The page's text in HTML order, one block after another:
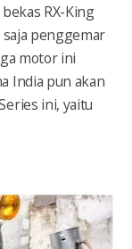
RX-King
penggemar
motor ini
India pun akan
ini, yaitu